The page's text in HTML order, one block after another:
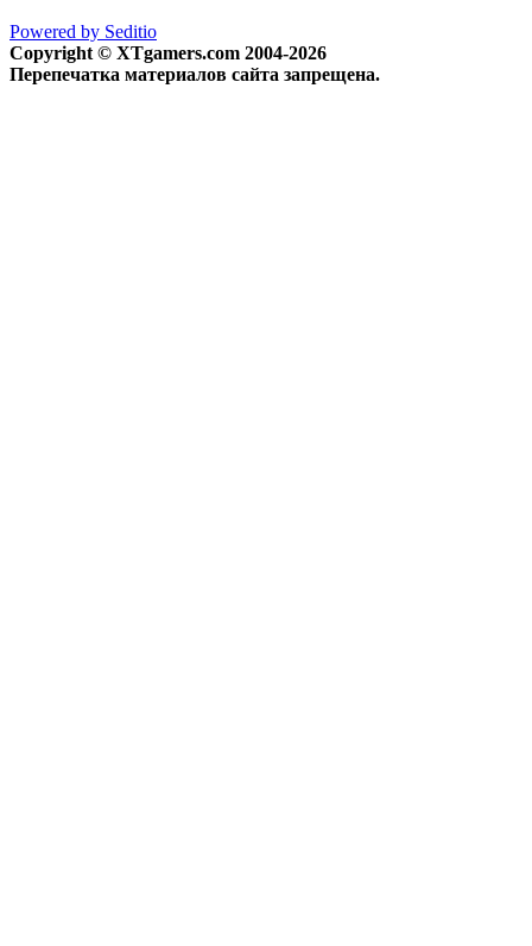
Powered by Seditio
Copyright © XTgamers.com 2004-2026
Перепечатка материалов сайта запрещена.